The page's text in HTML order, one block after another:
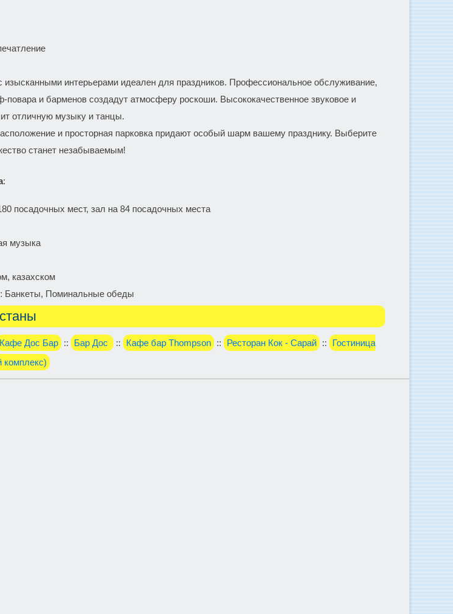
изысканными интерьерами идеален для праздников. Профессиональное обслуживание,
и барменов создадут атмосферу роскоши. Высококачественное звуковое и
отличную музыку и танцы.
и просторная парковка придают особый шарм вашему празднику. Выберите
станет незабываемым!
:
посадочных мест, зал на 84 посадочных места
музыка
казахском
: Банкеты, Поминальные обеды
Кафе Дос Бар :: Бар Дос :: Кафе бар Тhompson :: Ресторан Кок - Сарай ::
Гостиница
комплекс)